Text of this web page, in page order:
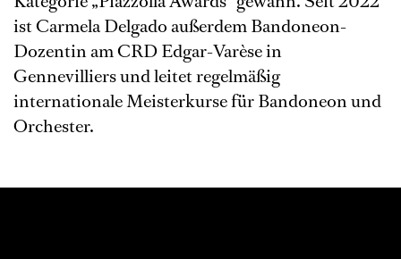
ist Carmela Delgado außerdem Bandoneon-
Dozentin am CRD Edgar-Varèse in
Gennevilliers und leitet regelmäßig
internationale Meisterkurse für Bandoneon und
Orchester.